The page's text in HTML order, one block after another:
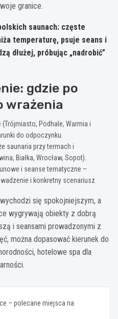
granice.
saunach: częste
temperaturę, psuje seans i
dłużej, próbując „nadrobić”
gdzie po
wrażenia
Podhale, Warmia i
do odpoczynku.
saunaria przy termach i
Białka, Wrocław, Sopot).
i seanse tematyczne –
i konkretny scenariusz.
się spokojniejszym, a
wygrywają obiekty z dobrą
i seansami prowadzonymi z
można dopasować kierunek do
hotelowe spa dla
– polecane miejsca na